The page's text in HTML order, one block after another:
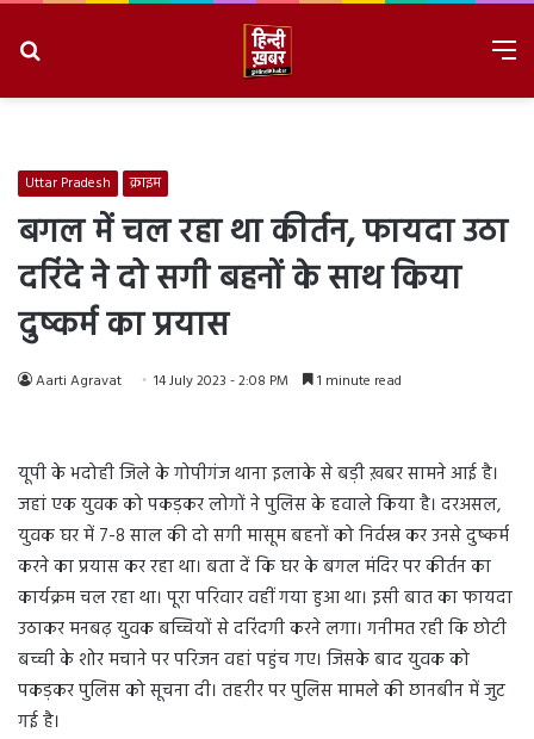
Uttar Pradesh क्राइम
बगल में चल रहा था कीर्तन, फायदा उठा
दरिंदे ने दो सगी बहनों के साथ किया
दुष्कर्म का प्रयास
Aarti Agravat 14 July 2023 - 2:08 PM 1 minute read
यूपी के भदोही जिले के गोपीगंज थाना इलाके से बड़ी ख़बर सामने आई है।
जहां एक युवक को पकड़कर लोगों ने पुलिस के हवाले किया है। दरअसल,
युवक घर में 7-8 साल की दो सगी मासूम बहनों को निर्वस्त्र कर उनसे दुष्कर्म
करने का प्रयास कर रहा था। बता दें कि घर के बगल मंदिर पर कीर्तन का
कार्यक्रम चल रहा था। पूरा परिवार वहीं गया हुआ था। इसी बात का फायदा
उठाकर मनबढ़ युवक बच्चियों से दरिंदगी करने लगा। गनीमत रही कि छोटी
बच्ची के शोर मचाने पर परिजन वहां पहुंच गए। जिसके बाद युवक को
पकड़कर पुलिस को सूचना दी। तहरीर पर पुलिस मामले की छानबीन में जुट
गई है।